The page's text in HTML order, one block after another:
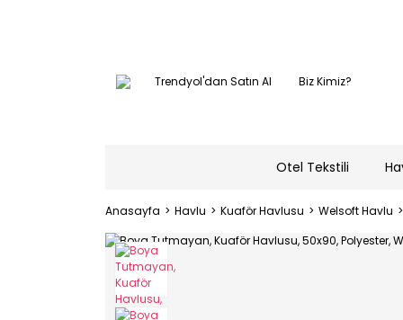
Trendyol'dan Satın Al Biz Kimiz?
Otel Tekstili
Anasayfa Havlu Kuaför Havlusu Welsoft Havlu